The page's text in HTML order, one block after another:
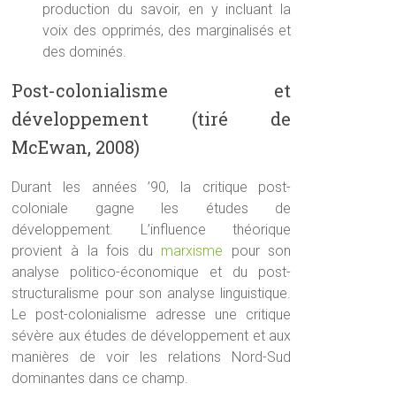
production du savoir, en y incluant la
voix des opprimés, des marginalisés et
des dominés.
Post-colonialisme et
développement (tiré de
McEwan, 2008)
Durant les années ’90, la critique post-
coloniale gagne les études de
développement. L’influence théorique
provient à la fois du marxisme pour son
analyse politico-économique et du post-
structuralisme pour son analyse linguistique.
Le post-colonialisme adresse une critique
sévère aux études de développement et aux
manières de voir les relations Nord-Sud
dominantes dans ce champ.